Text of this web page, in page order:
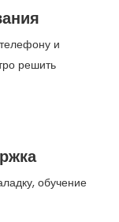
и
решить
обучение